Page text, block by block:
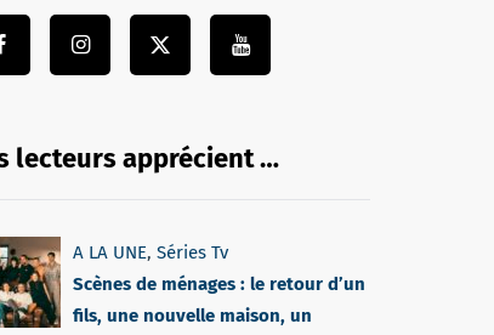
lecteurs apprécient …
A LA UNE, Séries Tv
Scènes de ménages : le retour d’un
fils, une nouvelle maison, un